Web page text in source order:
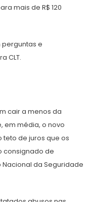
mais de R$ 120
perguntas e
CLT.
cair a menos da
em média, o novo
teto de juros que os
consignado de
da Seguridade